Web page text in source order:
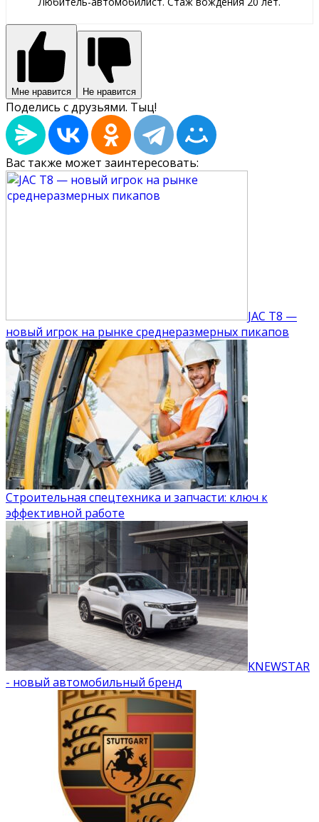
Мне нравится Не нравится
Поделись с друзьями. Тыц!
Вас также может заинтересовать:
JAC T8 —
новый игрок на рынке среднеразмерных пикапов
Строительная спецтехника и запчасти: ключ к
эффективной работе
KNEWSTAR
- новый автомобильный бренд